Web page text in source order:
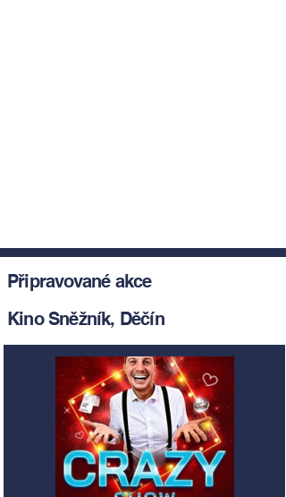
Připravované akce
Kino Sněžník, Děčín